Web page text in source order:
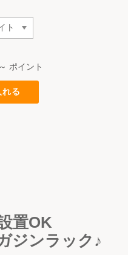
ポイント
置OK
ジンラック♪